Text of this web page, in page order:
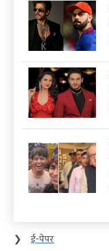
❯
ई-पेपर